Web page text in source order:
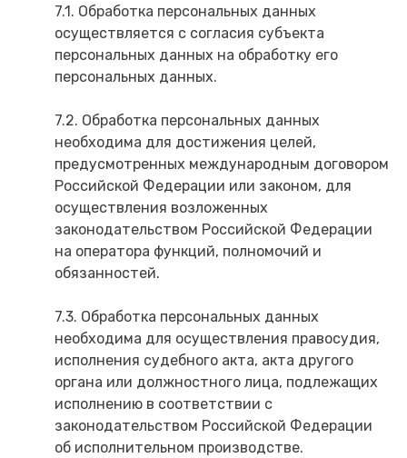
7.1. Обработка персональных данных
осуществляется с согласия субъекта
персональных данных на обработку его
персональных данных.
7.2. Обработка персональных данных
необходима для достижения целей,
предусмотренных международным договором
Российской Федерации или законом, для
осуществления возложенных
законодательством Российской Федерации
на оператора функций, полномочий и
обязанностей.
7.3. Обработка персональных данных
необходима для осуществления правосудия,
исполнения судебного акта, акта другого
органа или должностного лица, подлежащих
исполнению в соответствии с
законодательством Российской Федерации
об исполнительном производстве.